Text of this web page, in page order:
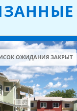
ОЖИДАНИЯ ЗАКРЫТ